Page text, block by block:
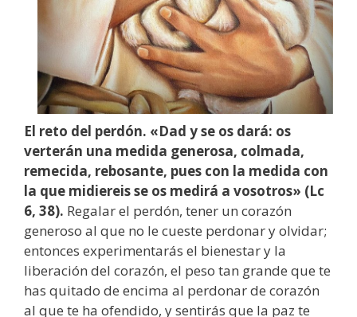
El reto del perdón. «Dad y se os dará: os
verterán una medida generosa, colmada,
remecida, rebosante, pues con la medida con
la que midiereis se os medirá a vosotros» (Lc
6, 38). Regalar el perdón, tener un corazón
generoso al que no le cueste perdonar y olvidar;
entonces experimentarás el bienestar y la
liberación del corazón, el peso tan grande que te
has quitado de encima al perdonar de corazón
al que te ha ofendido, y sentirás que la paz te